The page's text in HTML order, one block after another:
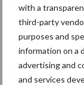
with a
third-party
purposes and
information on a
advertising and
and services